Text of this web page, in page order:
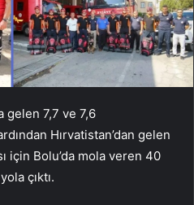
gelen 7,7 ve 7,6
Hırvatistan’dan gelen
için Bolu’da mola veren 40
çıktı.